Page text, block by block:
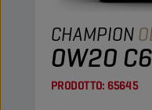
CHAMPION
0W20
PRODOTTO: 65645